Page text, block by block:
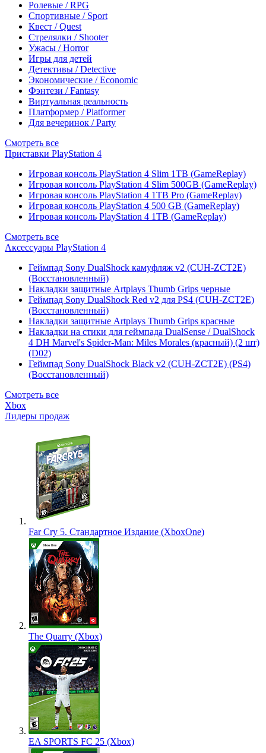
Ролевые / RPG
Спортивные / Sport
Квест / Quest
Стрелялки / Shooter
Ужасы / Horror
Игры для детей
Детективы / Detective
Экономические / Economic
Фэнтези / Fantasy
Виртуальная реальность
Платформер / Platformer
Для вечеринок / Party
Смотреть все
Приставки PlayStation 4
Игровая консоль PlayStation 4 Slim 1TB (GameReplay)
Игровая консоль PlayStation 4 Slim 500GB (GameReplay)
Игровая консоль PlayStation 4 1TB Pro (GameReplay)
Игровая консоль PlayStation 4 500 GB (GameReplay)
Игровая консоль PlayStation 4 1TB (GameReplay)
Смотреть все
Аксессуары PlayStation 4
Геймпад Sony DualShock камуфляж v2 (CUH-ZCT2E)
(Восстановленный)
Накладки защитные Artplays Thumb Grips черные
Геймпад Sony DualShock Red v2 для PS4 (CUH-ZCT2E)
(Восстановленный)
Накладки защитные Artplays Thumb Grips красные
Накладки на стики для геймпада DualSense / DualShock
4 DH Marvel's Spider-Man: Miles Morales (красный) (2 шт)
(D02)
Геймпад Sony DualShock Black v2 (CUH-ZCT2E) (PS4)
(Восстановленный)
Смотреть все
Xbox
Лидеры продаж
Far Cry 5. Стандартное Издание (XboxOne)
The Quarry (Xbox)
EA SPORTS FC 25 (Xbox)